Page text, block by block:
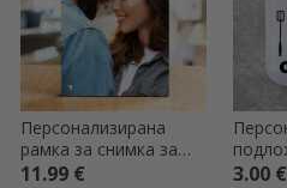
Персонализирана
рамка за снимка за
бюро с портретна
11.99 € 3.00 €